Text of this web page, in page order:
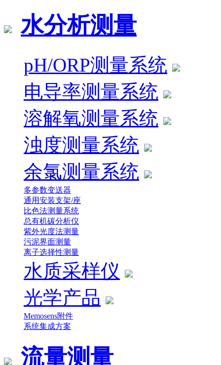
水分析测量
pH/ORP测量系统
电导率测量系统
溶解氧测量系统
浊度测量系统
余氯测量系统
多参数变送器
通用安装支架/座
比色法测量系统
总有机碳分析仪
紫外光度法测量
污泥界面测量
离子选择性测量
水质采样仪
光学产品
Memosens附件
系统集成方案
流量测量